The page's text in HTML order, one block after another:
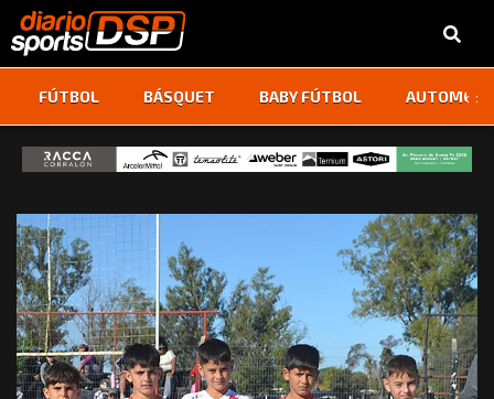
FÚTBOL BÁSQUET BABY FÚTBOL ‹ ›